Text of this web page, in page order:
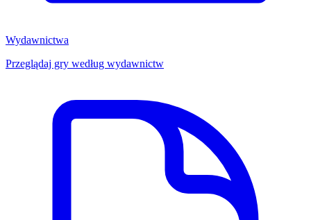
Wydawnictwa
Przeglądaj gry według wydawnictw